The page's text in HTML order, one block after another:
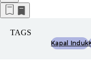
TAGS
Kapal Induk